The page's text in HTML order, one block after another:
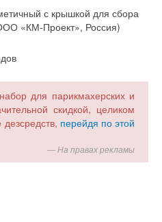
с крышкой для сбора
«КМ-Проект», Россия)
для парикмахерских и
скидкой, целиком
перейдя по этой
На правах рекламы